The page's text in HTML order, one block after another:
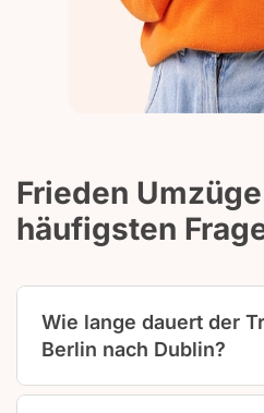
Frieden
häufigsten
Wie lange dauert der
Berlin nach Dublin?
Der reine Transport